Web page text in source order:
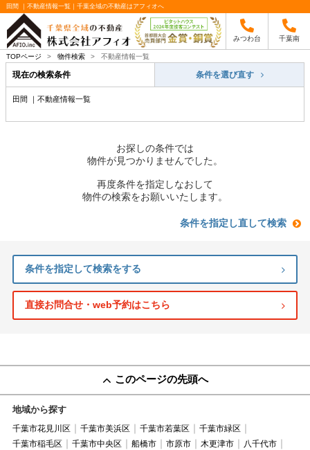
田間 ｜不動産情報一覧｜千葉全域の不動産はアフィオへ
みつわ台 千葉南
TOPページ > 物件検索 > 不動産情報一覧
現在の検索条件 条件を選び直す
田間 ｜不動産情報一覧
お探しの条件では
物件が見つかりませんでした。
再度条件を指定しなおして
物件の検索をお願いいたします。
条件を指定し直して検索
条件を指定して検索をする
直接お問合せ・web予約はこちら
このページの先頭へ
地域から探す
千葉市花見川区 千葉市美浜区 千葉市若葉区
千葉市緑区
千葉市稲毛区
千葉市中央区 船橋市 市原市 木更津市
八千代市